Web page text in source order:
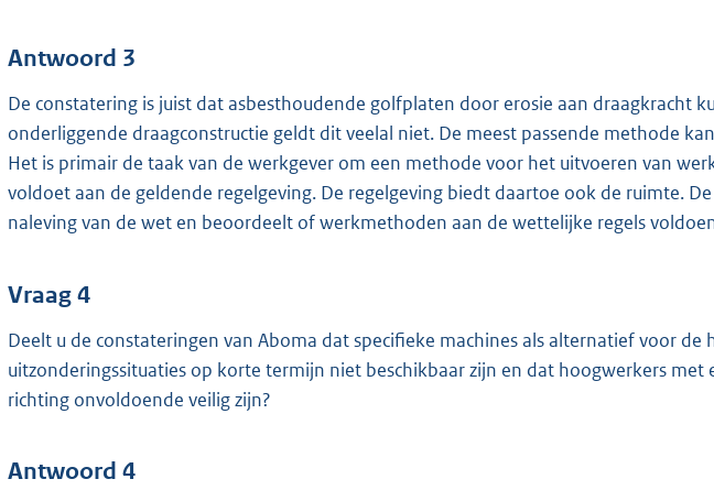
Antwoord 3
De constatering is juist dat asbesthoudende golfplaten door erosie aan draagkracht
onderliggende draagconstructie geldt dit veelal niet. De meest passende methode
Het is primair de taak van de werkgever om een methode voor het uitvoeren van
voldoet aan de geldende regelgeving. De regelgeving biedt daartoe ook de ruimte.
naleving van de wet en beoordeelt of werkmethoden aan de wettelijke regels
Vraag 4
Deelt u de constateringen van Aboma dat specifieke machines als alternatief voor de
uitzonderingssituaties op korte termijn niet beschikbaar zijn en dat hoogwerkers met
richting onvoldoende veilig zijn?
Antwoord 4